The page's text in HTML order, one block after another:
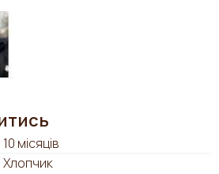
10 місяців
Хлопчик